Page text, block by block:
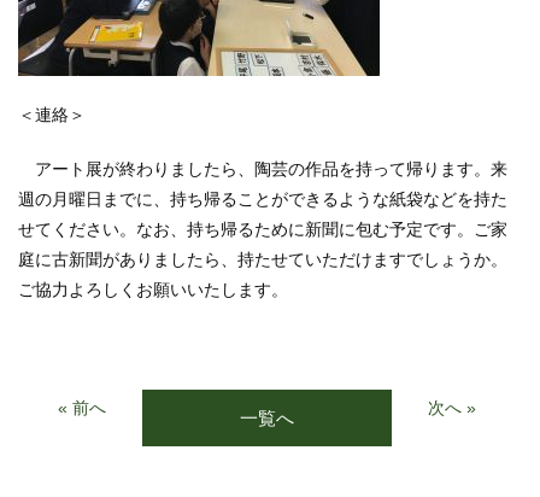
＜連絡＞
アート展が終わりましたら、陶芸の作品を持って帰ります。来
週の月曜日までに、持ち帰ることができるような紙袋などを持た
せてください。なお、持ち帰るために新聞に包む予定です。ご家
庭に古新聞がありましたら、持たせていただけますでしょうか。
ご協力よろしくお願いいたします。
« 前へ 一覧へ 次へ »